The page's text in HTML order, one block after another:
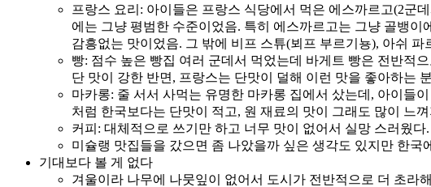
프랑스 요리: 아이들은 프랑스 식당에서 먹은 에스까르고(2군
에는 그냥 평범한 수준이었음. 특히 에스까르고는 그냥 골뱅
감흥없는 맛이었음. 그 밖에 비프 스튜(뵈프 부르기뇽), 아쉬
빵: 점수 높은 빵집 여러 군데서 먹었는데 바게트 빵은 전반적
단 맛이 강한 반면, 프랑스는 단맛이 덜해 이런 맛을 좋아하는
마카롱: 줄 서서 사먹는 유명한 마카롱 집에서 샀는데, 아이들
처럼 한국보다는 단맛이 적고, 원 재료의 맛이 그래도 많이 느
커피: 대체적으로 쓰기만 하고 너무 맛이 없어서 실망 스러웠
미슐랭 맛집들을 갔으면 좀 나았을까 싶은 생각도 있지만 한국
기대보다 볼 게 없다
겨울이라 나무에 나뭇잎이 없어서 도시가 전반적으로 더 초라